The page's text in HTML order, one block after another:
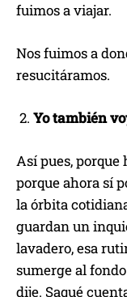
fuimos a viajar.
Nos fuimos a
resucitáramos.
Yo también
Así pues, porque
porque ahora sí
la órbita
guardan un
lavadero, esa
sumerge al
dije. Saqué